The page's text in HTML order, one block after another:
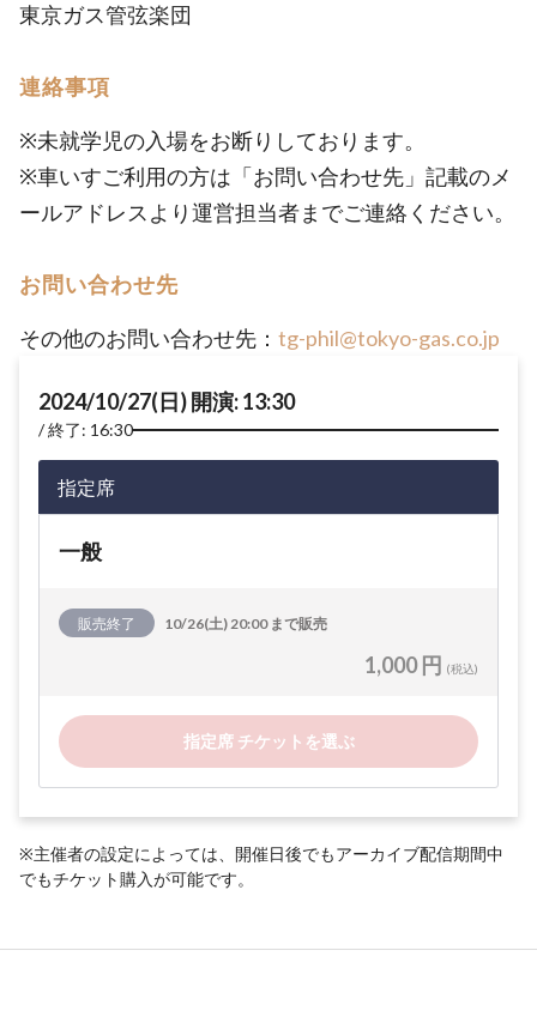
東京ガス管弦楽団
連絡事項
※未就学児の入場をお断りしております。
※車いすご利用の方は「お問い合わせ先」記載のメ
ールアドレスより運営担当者までご連絡ください。
お問い合わせ先
その他のお問い合わせ先： tg-phil@tokyo-gas.co.jp
2024/10/27(日) 開演: 13:30
終了: 16:30
指定席
一般
販売終了 10/26(土) 20:00 まで販売
1,000 円 (税込)
指定席 チケットを選ぶ
※主催者の設定によっては、開催日後でもアーカイブ配信期間中
でもチケット購入が可能です。